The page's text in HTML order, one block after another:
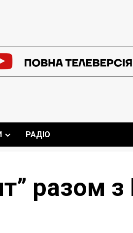
РАДІО
разом